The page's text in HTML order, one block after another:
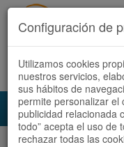
Acceder
Audioruta Todas las rutas
Configuración de
Utilizamos cookies
nuestros servicios,
sus hábitos de
permite personalizar el
publicidad relacionada
todo” acepta el uso de
rechazar todas las